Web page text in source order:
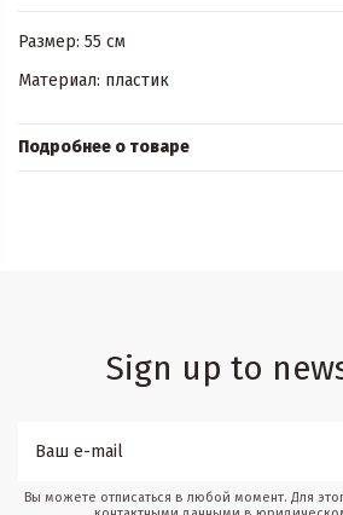
Размер: 55 см
Материал: пластик
Подробнее о товаре
Sign up to
Вы можете отписаться в любой момент. Для